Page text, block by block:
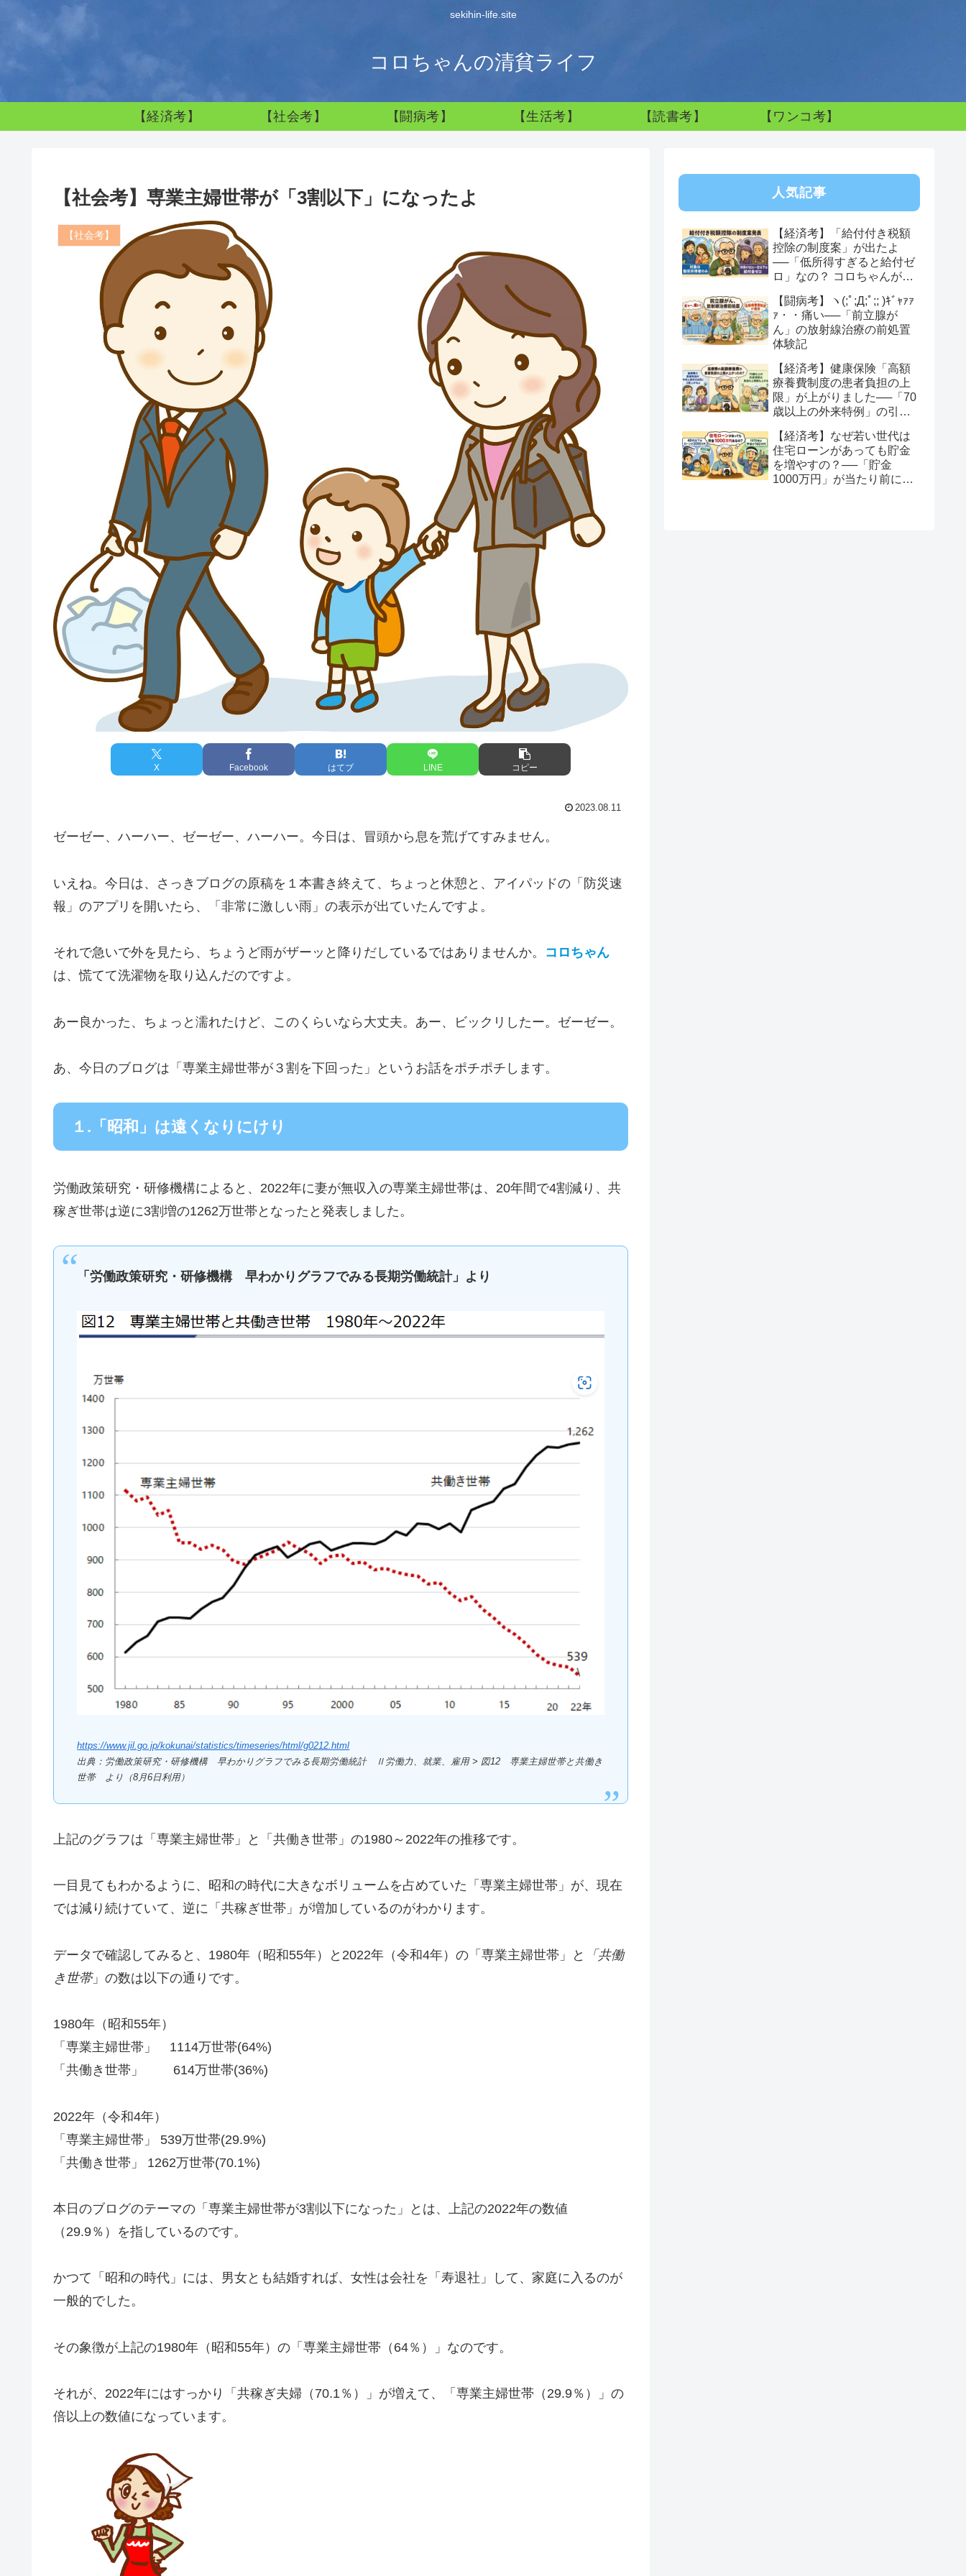
sekihin-life.site
コロちゃんの清貧ライフ
【経済考】 【社会考】 【闘病考】 【生活考】 【読書考】 【ワンコ考】
【社会考】専業主婦世帯が「3割以下」になったよ
【社会考】
X Facebook はてブ LINE コピー
2023.08.11
ゼーゼー、ハーハー、ゼーゼー、ハーハー。今日は、冒頭から息を荒げてすみません。
いえね。今日は、さっきブログの原稿を１本書き終えて、ちょっと休憩と、アイパッドの「防災速
報」のアプリを開いたら、「非常に激しい雨」の表示が出ていたんですよ。
それで急いで外を見たら、ちょうど雨がザーッと降りだしているではありませんか。 コロちゃん
は、慌てて洗濯物を取り込んだのですよ。
あー良かった、ちょっと濡れたけど、このくらいなら大丈夫。あー、ビックリしたー。ゼーゼー。
あ、今日のブログは「専業主婦世帯が３割を下回った」というお話をポチポチします。
１.「昭和」は遠くなりにけり
労働政策研究・研修機構によると、2022年に妻が無収入の専業主婦世帯は、20年間で4割減り、共
稼ぎ世帯は逆に3割増の1262万世帯となったと発表しました。
「労働政策研究・研修機構 早わかりグラフでみる長期労働統計」より
https://www.jil.go.jp/kokunai/statistics/timeseries/html/g0212.html
出典：労働政策研究・研修機構 早わかりグラフでみる長期労働統計 Ⅱ労働力、就業、雇用 > 図12 専業主婦世帯と共働き
世帯 より（8月6日利用）
上記のグラフは「専業主婦世帯」と「共働き世帯」の1980～2022年の推移です。
一目見てもわかるように、昭和の時代に大きなボリュームを占めていた「専業主婦世帯」が、現在
では減り続けていて、逆に「共稼ぎ世帯」が増加しているのがわかります。
データで確認してみると、1980年（昭和55年）と2022年（令和4年）の「専業主婦世帯」と
「共働
き世帯」の数は以下の通りです。
1980年（昭和55年）
「専業主婦世帯」 1114万世帯(64%)
「共働き世帯」 614万世帯(36%)
2022年（令和4年）
「専業主婦世帯」 539万世帯(29.9%)
「共働き世帯」 1262万世帯(70.1%)
本日のブログのテーマの「専業主婦世帯が3割以下になった」とは、上記の2022年の数値
（29.9％）を指しているのです。
かつて「昭和の時代」には、男女とも結婚すれば、女性は会社を「寿退社」して、家庭に入るのが
一般的でした。
その象徴が上記の1980年（昭和55年）の「専業主婦世帯（64％）」なのです。
それが、2022年にはすっかり「共稼ぎ夫婦（70.1％）」が増えて、「専業主婦世帯（29.9％）」の
倍以上の数値になっています。
人気記事
【経済考】「給付付き税額
控除の制度案」が出たよ
──「低所得すぎると給付ゼ
ロ」なの？ コロちゃんが感
【闘病考】ヽ(;ﾟ;Д;ﾟ;; )ｷﾞｬｧｧ
ｧ・・痛い──「前立腺が
ん」の放射線治療の前処置
体験記
【経済考】健康保険「高額
療養費制度の患者負担の上
限」が上がりました──「70
歳以上の外来特例」の引き
たよ
【経済考】なぜ若い世代は
住宅ローンがあっても貯金
を増やすの？──「貯金
1000万円」が当たり前にな